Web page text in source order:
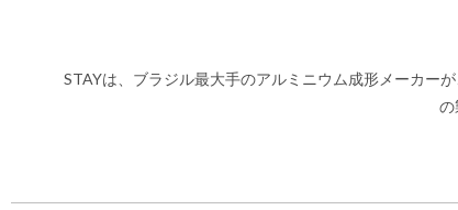
STAYは、ブラジル最大手のアルミニウム成形メーカー
の